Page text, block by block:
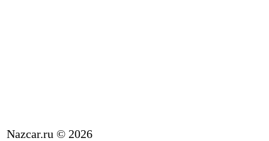
Nazcar.ru © 2026